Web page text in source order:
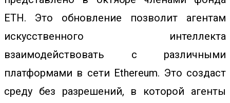
ETH. Это обновление позволит агентам
искусственного интеллекта
взаимодействовать с различными
платформами в сети Ethereum. Это создаст
среду без разрешений, в которой агенты